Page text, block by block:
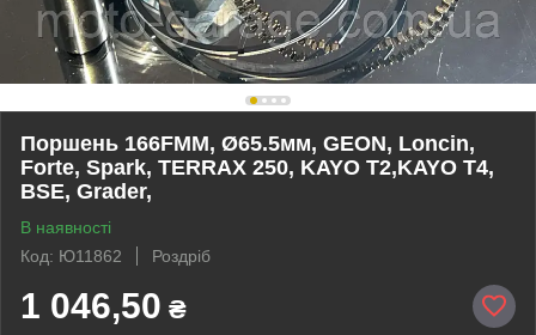
Поршень 166FMM, Ø65.5мм, GEON, Loncin,
Forte, Spark, TERRAX 250, KAYO T2,KAYO T4,
BSE, Grader,
В наявності
Код: Ю11862
Роздріб
1 046,50 ₴